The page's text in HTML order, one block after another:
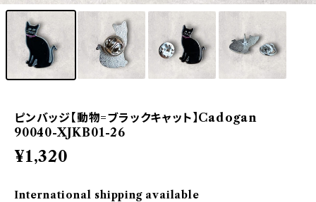
ピンバッジ【動物=ブラックキャット】Cadogan
90040-XJKB01-26
¥1,320
International shipping available